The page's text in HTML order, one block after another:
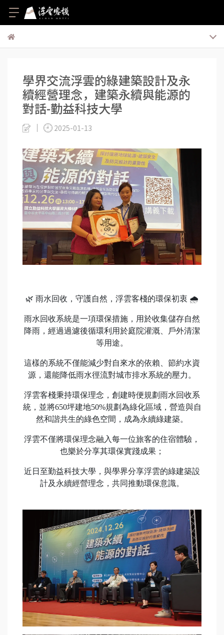
學界交流浮雲的綠建築設計及永
續經營理念，建築永續與能源的
對話-勤益科技大學
2025-01-13
🌿 雨水回收，守護自然，浮雲客棧的環保初衷 🌧
雨水回收系統是一項環保措施，用於收集儲存自然
降雨，經過過濾後循環利用於庭院灌溉、戶外清潔
等用途。
這樣的系統不僅能減少對自來水的依賴、節約水資
源，還能降低雨水徑流對城市排水系統的壓力。
浮雲客棧秉持環保理念，創建時便規劃雨水回收系
統，並將650坪建地50%規劃為綠化區域，營造與自
然和諧共生的綠色空間，成為永續綠建築。
浮雲不僅將環保理念融入每一位旅客的住宿體驗，
也樂於分享其環保實踐成果；
近日至勤益科技大學，與學界分享浮雲的綠建築設
計及永續經營理念，共同推動環保意識。